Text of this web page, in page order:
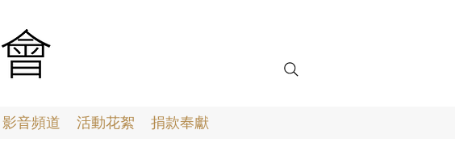
影音頻道 活動花絮 捐款奉獻